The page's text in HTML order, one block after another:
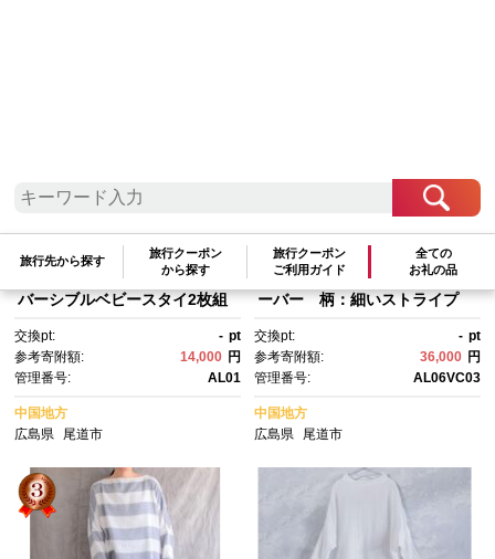
旅行先から探す
旅行クーポン
から探す
旅行クーポン
ご利用ガイド
全ての
お礼の品
だるまスタイ オーガニックコ
ットン100％ ダブルガーゼ・リ
バーシブルベビースタイ2枚組
れかけ 雑貨 オーガニック 肌に
優しい ギフト 日用品 人気 おす
すめ 広島県 尾道市】
交換pt: - pt
参考寄附額:
14,000 円
管理番号:
AL01
中国地方
広島県
尾道市
品切れ
★品切れ★オーガニックコット
ン100％ダブルガーゼ・プルオ
ーバー 柄：細いストライプ
い シャツ ゆるシャツ トップ
ス おすすめ 広島県 尾道市】
交換pt: - pt
参考寄附額:
36,000 円
管理番号:
AL06VC03
中国地方
広島県
尾道市